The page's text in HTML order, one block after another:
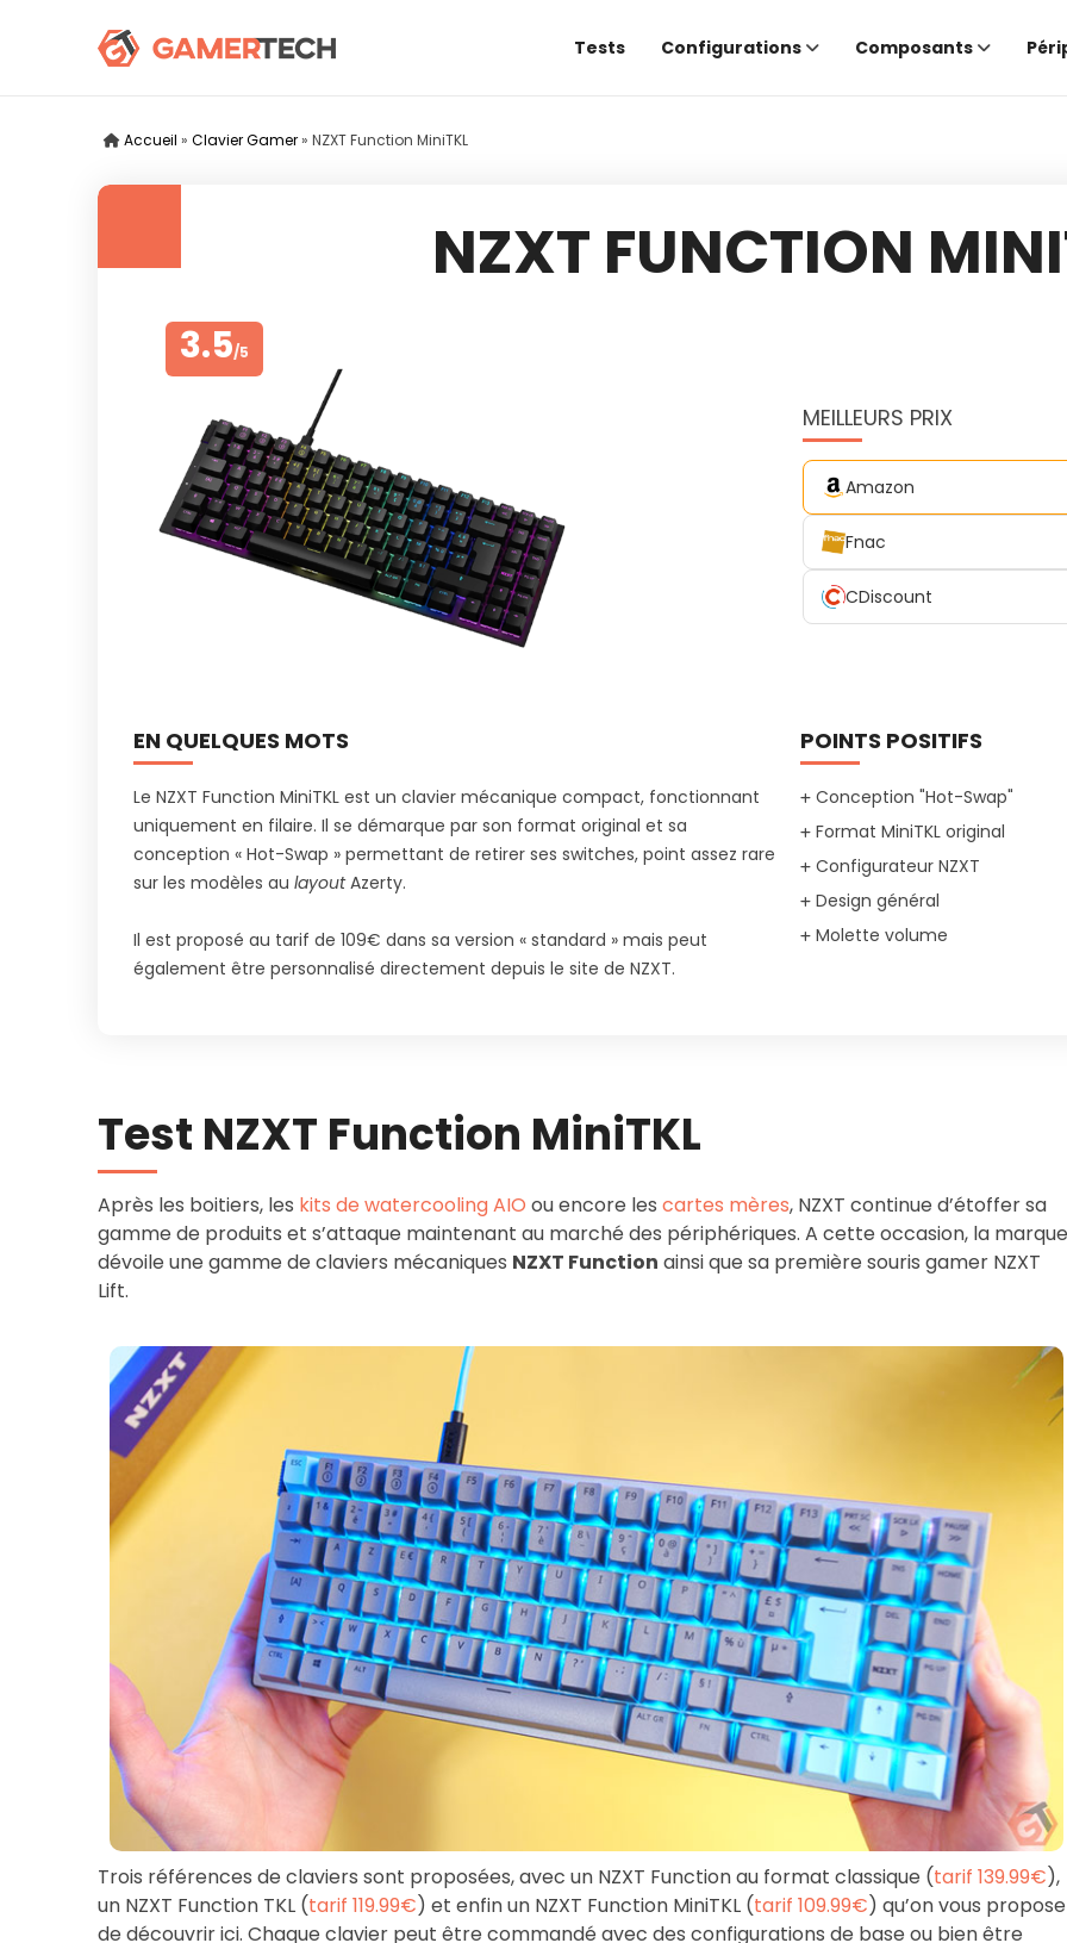
Tests Configurations Composants
Accueil » Clavier Gamer» NZXT Function MiniTKL
NZXT FUNCTION
3.5/5
MEILLEURS PRIX
Amazon
Fnac
CDiscount
EN QUELQUES MOTS
Le NZXT Function MiniTKL est un clavier mécanique compact, fonctionnant
uniquement en filaire. Il se démarque par son format original et sa
conception « Hot-Swap » permettant de retirer ses switches, point assez rare
sur les modèles au layoutAzerty.
Il est proposé au tarif de 109€ dans sa version « standard » mais peut
également être personnalisé directement depuis le site de NZXT.
POINTS POSITIFS
Conception "Hot-Swap"
Format MiniTKL original
Configurateur NZXT
Design général
Molette volume
Test NZXT Function MiniTKL
Après les boitiers, les kits de watercooling AIO ou encore les cartes mères, NZXT continue d’étoffer sa
gamme de produits et s’attaque maintenant au marché des périphériques. A cette occasion, la marque
dévoile une gamme de claviers mécaniques NZXT Function ainsi que sa première souris gamer NZXT
Lift.
Trois références de claviers sont proposées, avec un NZXT Function au format classique (tarif 139.99€),
un NZXT Function TKL (tarif 119.99€) et enfin un NZXT Function MiniTKL (tarif 109.99€) qu’on vous propose
de découvrir ici. Chaque clavier peut être commandé avec des configurations de base ou bien être